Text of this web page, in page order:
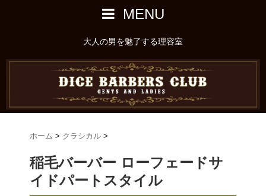
MENU
大人の男を魅了する理容室
ホーム > クラシカル >
稲毛バーバー ローフェードサ
イドパートスタイル